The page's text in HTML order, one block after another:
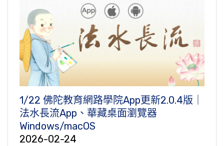
1/22 佛陀教育網路學院App更新2.0.4版｜
法水長流App、華藏桌面瀏覽器
Windows/macOS
2026-02-24